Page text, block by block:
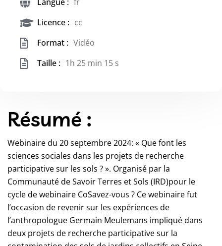
Licence : cc
Format : Vidéo
Taille : 1h 25 min 15 s
Résumé :
Webinaire du 20 septembre 2024: « Que font les
sciences sociales dans les projets de recherche
participative sur les sols ? ». Organisé par la
Communauté de Savoir Terres et Sols (IRD)pour le
cycle de webinaire CoSavez-vous ? Ce webinaire fut
l’occasion de revenir sur les expériences de
l’anthropologue Germain Meulemans impliqué dans
deux projets de recherche participative sur la